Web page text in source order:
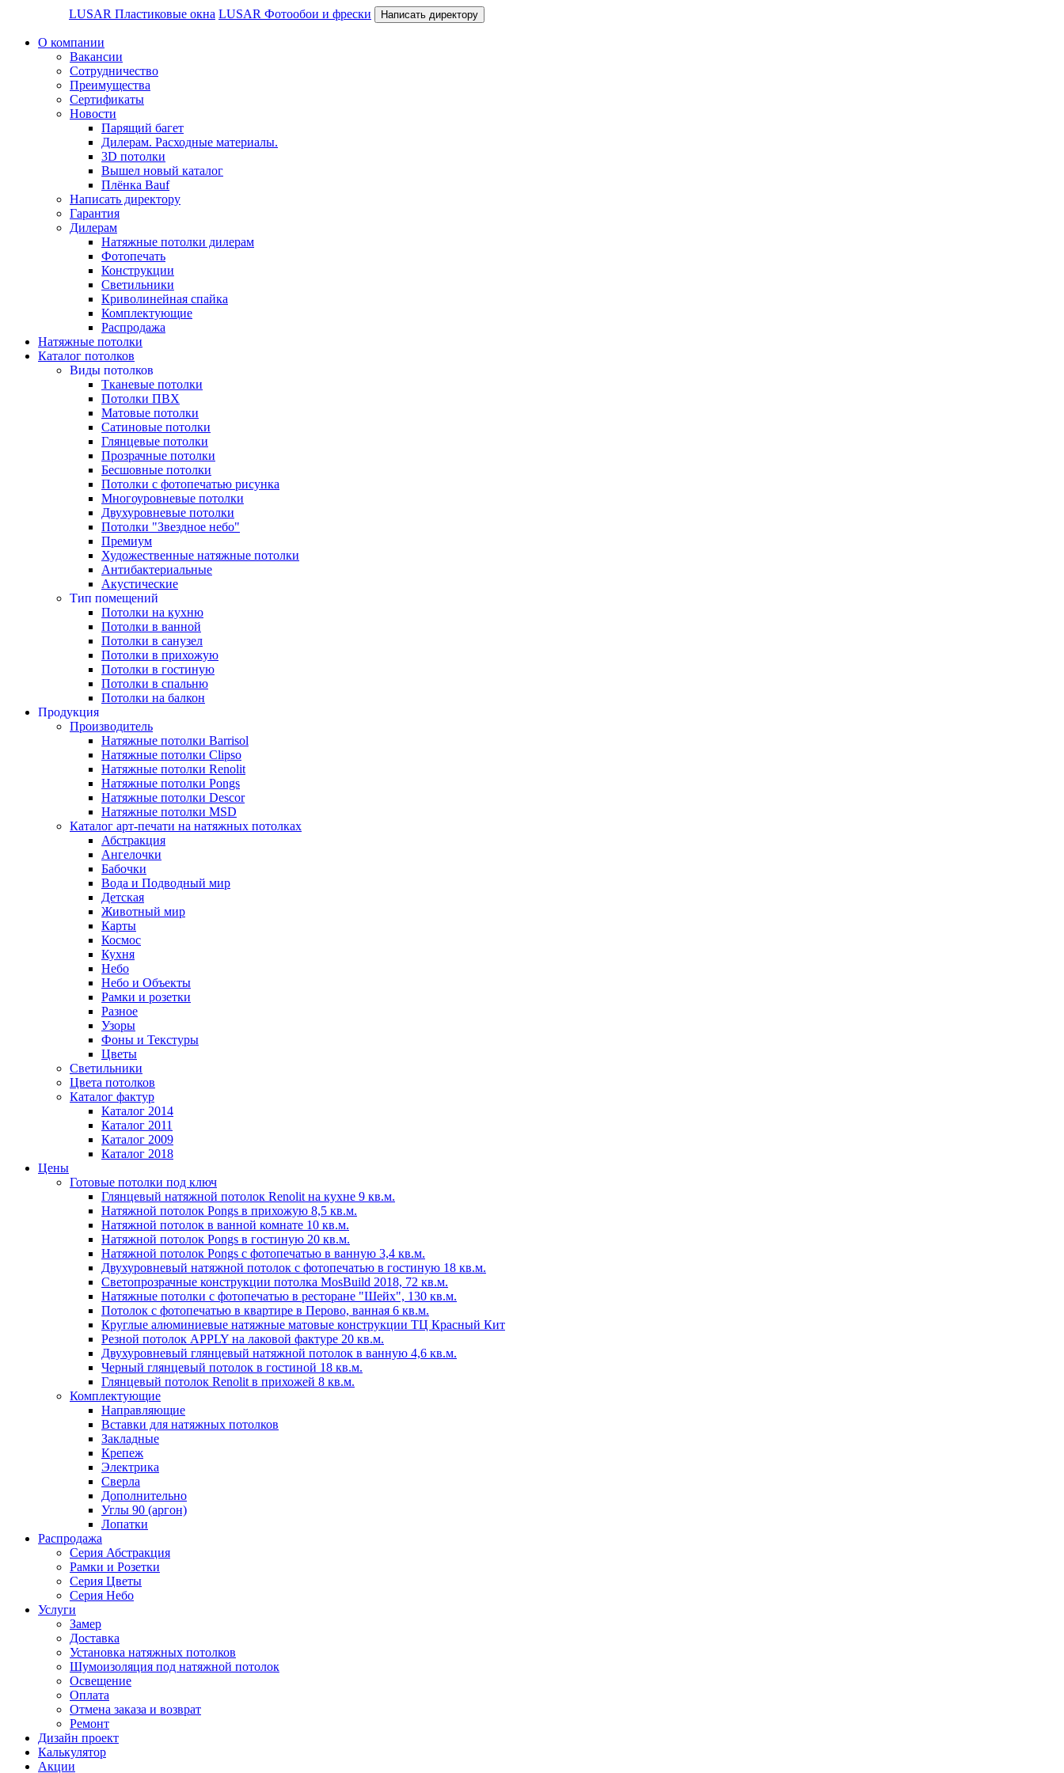
LUSAR Пластиковые окна LUSAR Фотообои и фрески Написать директору
О компании
Вакансии
Сотрудничество
Преимущества
Сертификаты
Новости
Парящий багет
Дилерам. Расходные материалы.
3D потолки
Вышел новый каталог
Плёнка Bauf
Написать директору
Гарантия
Дилерам
Натяжные потолки дилерам
Фотопечать
Конструкции
Светильники
Криволинейная спайка
Комплектующие
Распродажа
Натяжные потолки
Каталог потолков
Виды потолков
Тканевые потолки
Потолки ПВХ
Матовые потолки
Сатиновые потолки
Глянцевые потолки
Прозрачные потолки
Бесшовные потолки
Потолки с фотопечатью рисунка
Многоуровневые потолки
Двухуровневые потолки
Потолки "Звездное небо"
Премиум
Художественные натяжные потолки
Антибактериальные
Акустические
Тип помещений
Потолки на кухню
Потолки в ванной
Потолки в санузел
Потолки в прихожую
Потолки в гостиную
Потолки в спальню
Потолки на балкон
Продукция
Производитель
Натяжные потолки Barrisol
Натяжные потолки Clipso
Натяжные потолки Renolit
Натяжные потолки Pongs
Натяжные потолки Descor
Натяжные потолки MSD
Каталог арт-печати на натяжных потолках
Абстракция
Ангелочки
Бабочки
Вода и Подводный мир
Детская
Животный мир
Карты
Космос
Кухня
Небо
Небо и Объекты
Рамки и розетки
Разное
Узоры
Фоны и Текстуры
Цветы
Светильники
Цвета потолков
Каталог фактур
Каталог 2014
Каталог 2011
Каталог 2009
Каталог 2018
Цены
Готовые потолки под ключ
Глянцевый натяжной потолок Renolit на кухне 9 кв.м.
Натяжной потолок Pongs в прихожую 8,5 кв.м.
Натяжной потолок в ванной комнате 10 кв.м.
Натяжной потолок Pongs в гостиную 20 кв.м.
Натяжной потолок Pongs с фотопечатью в ванную 3,4 кв.м.
Двухуровневый натяжной потолок с фотопечатью в гостиную 18 кв.м.
Светопрозрачные конструкции потолка MosBuild 2018, 72 кв.м.
Натяжные потолки с фотопечатью в ресторане "Шейх", 130 кв.м.
Потолок с фотопечатью в квартире в Перово, ванная 6 кв.м.
Круглые алюминиевые натяжные матовые конструкции ТЦ Красный Кит
Резной потолок APPLY на лаковой фактуре 20 кв.м.
Двухуровневый глянцевый натяжной потолок в ванную 4,6 кв.м.
Черный глянцевый потолок в гостиной 18 кв.м.
Глянцевый потолок Renolit в прихожей 8 кв.м.
Комплектующие
Направляющие
Вставки для натяжных потолков
Закладные
Крепеж
Электрика
Сверла
Дополнительно
Углы 90 (аргон)
Лопатки
Распродажа
Серия Абстракция
Рамки и Розетки
Серия Цветы
Серия Небо
Услуги
Замер
Доставка
Установка натяжных потолков
Шумоизоляция под натяжной потолок
Освещение
Оплата
Отмена заказа и возврат
Ремонт
Дизайн проект
Калькулятор
Акции